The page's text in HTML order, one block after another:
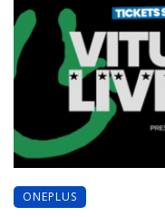
ONEPLUS